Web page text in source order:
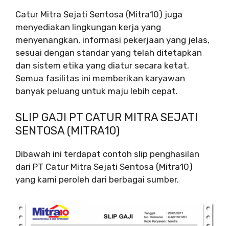
Catur Mitra Sejati Sentosa (Mitra10) juga
menyediakan lingkungan kerja yang
menyenangkan, informasi pekerjaan yang jelas,
sesuai dengan standar yang telah ditetapkan
dan sistem etika yang diatur secara ketat.
Semua fasilitas ini memberikan karyawan
banyak peluang untuk maju lebih cepat.
SLIP GAJI PT CATUR MITRA SEJATI
SENTOSA (MITRA10)
Dibawah ini terdapat contoh slip penghasilan
dari PT Catur Mitra Sejati Sentosa (Mitra10)
yang kami peroleh dari berbagai sumber.